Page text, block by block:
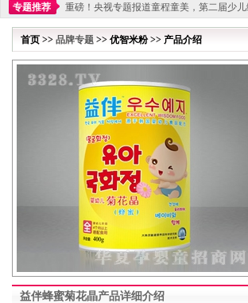
专题推荐
重磅！央视专题报道童程童美，第二届少
不能再单纯地销售产品,而要向增强服务转型,毕竟母婴产
首页 >> 品牌专题 >> 优智米粉 >> 产品介绍
益伴蜂蜜菊花晶产品详细介绍